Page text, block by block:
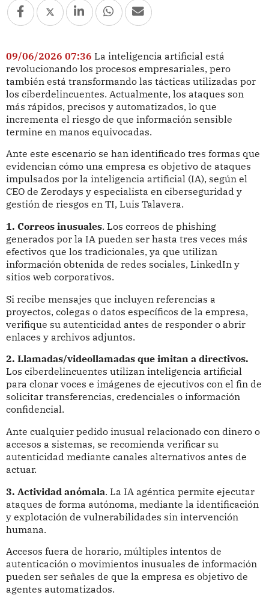
09/06/2026 07:36 La inteligencia artificial está
revolucionando los procesos empresariales, pero
también está transformando las tácticas utilizadas por
los ciberdelincuentes. Actualmente, los ataques son
más rápidos, precisos y automatizados, lo que
incrementa el riesgo de que información sensible
termine en manos equivocadas.
Ante este escenario se han identificado tres formas que
evidencian cómo una empresa es objetivo de ataques
impulsados por la inteligencia artificial (IA), según el
CEO de Zerodays y especialista en ciberseguridad y
gestión de riesgos en TI, Luis Talavera.
1. Correos inusuales. Los correos de phishing
generados por la IA pueden ser hasta tres veces más
efectivos que los tradicionales, ya que utilizan
información obtenida de redes sociales, LinkedIn y
sitios web corporativos.
Si recibe mensajes que incluyen referencias a
proyectos, colegas o datos específicos de la empresa,
verifique su autenticidad antes de responder o abrir
enlaces y archivos adjuntos.
2. Llamadas/videollamadas que imitan a directivos.
Los ciberdelincuentes utilizan inteligencia artificial
para clonar voces e imágenes de ejecutivos con el fin de
solicitar transferencias, credenciales o información
confidencial.
Ante cualquier pedido inusual relacionado con dinero o
accesos a sistemas, se recomienda verificar su
autenticidad mediante canales alternativos antes de
actuar.
3. Actividad anómala. La IA agéntica permite ejecutar
ataques de forma autónoma, mediante la identificación
y explotación de vulnerabilidades sin intervención
humana.
Accesos fuera de horario, múltiples intentos de
autenticación o movimientos inusuales de información
pueden ser señales de que la empresa es objetivo de
agentes automatizados.